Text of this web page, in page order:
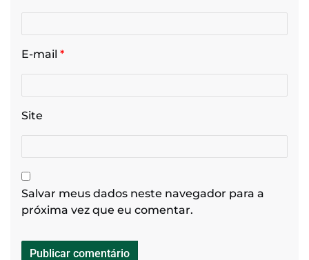
E-mail *
Site
Salvar meus dados neste navegador para a
próxima vez que eu comentar.